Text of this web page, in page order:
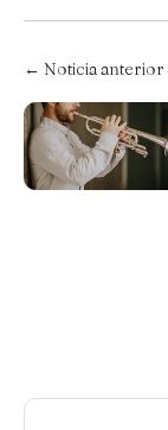
← Noticia anterior